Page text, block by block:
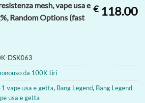
mesh, vape usa e
Random Options (fast
€118.00
DSK063
da 100K tiri
vape usa e getta, Bang Legend, Bang Legend
usa e getta